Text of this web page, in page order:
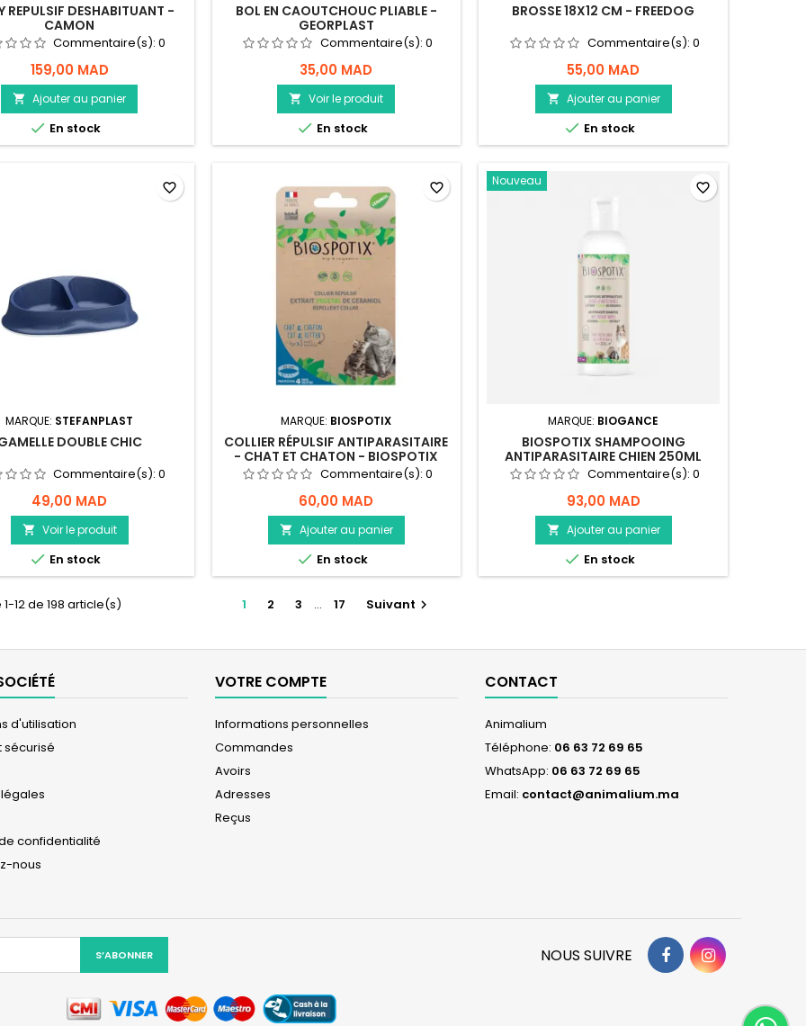
REPULSIF DESHABITUANT -
CAMON
Commentaire(s):0
159,00 MAD
 Ajouter au panier
 En stock
BOL EN CAOUTCHOUC PLIABLE -
GEORPLAST
Commentaire(s): 0
35,00 MAD
 Voir le produit
 En stock
BROSSE 18X12 CM - FREEDOG
Commentaire(s): 0
55,00 MAD
 Ajouter au panier
 En stock
MARQUE: STEFANPLAST
DOUBLE CHIC
Commentaire(s):0
49,00 MAD
 Voir le produit
 En stock
favorite_border
MARQUE: BIOSPOTIX
COLLIER RÉPULSIF ANTIPARASITAIRE
- CHAT ET CHATON - BIOSPOTIX
Commentaire(s): 0
60,00 MAD
 Ajouter au panier
 En stock
favorite_border Nouveau
MARQUE: BIOGANCE
BIOSPOTIX SHAMPOOING
ANTIPARASITAIRE CHIEN 250ML
Commentaire(s): 0
93,00 MAD
 Ajouter au panier
 En stock
favorite_border
12 de 198 article(s) 1 2 3 … 17 Suivant 
d'utilisation
sécurisé
confidentialité
nous
VOTRE COMPTE
Informations personnelles
Commandes
Avoirs
Adresses
Reçus
CONTACT
Animalium
Téléphone: 06 63 72 69 65
WhatsApp: 06 63 72 69 65
Email: contact@animalium.ma
FacebookInstagram
NOUS SUIVRE